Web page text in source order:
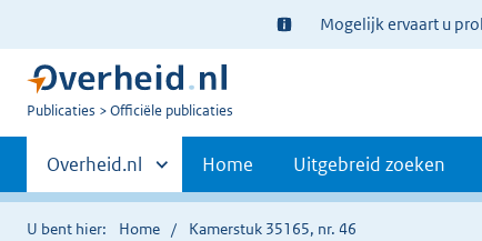
Ter
informatie:
Mogelijk ervaart u
U
Publicaties Officiële publicaties
Primaire
navigatie
Andere
sites
binnen
Overheid.nl Home Uitgebreid zoeken
U bent hier: Home Kamerstuk 35165, nr. 46